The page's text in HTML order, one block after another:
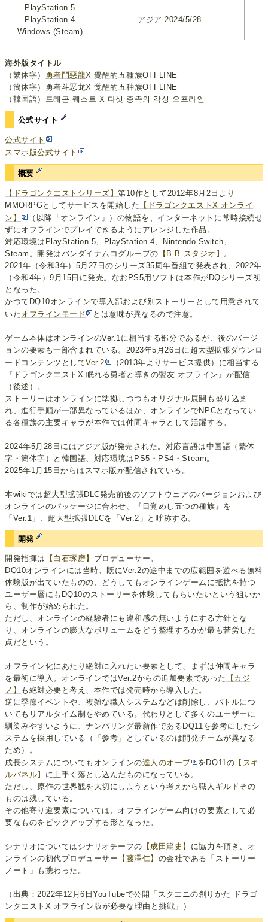
PlayStation 5
PlayStation 4
Windows (Steam)
アジア 2024/5/28
海外版タイトル
（繁体字） 勇者鬥惡龍X 覺醒的五種族OFFLINE
（簡体字）勇者斗恶龙X 觉醒的五种族OFFLINE
（韓国語）드래곤 퀘스트 X 다섯 종족의 각성 오프라인
公式サイト
公式サイト
スマホ版公式サイト
概要
【ドラゴンクエストシリーズ】第10作として2012年8月2日より
MMORPGとしてサービスを開始した 【ドラゴンクエストX オンライ
ン】
（以降「オンライン」）の物語を、インターネットに常時接続せ
ずにオフラインでプレイできるようにアレンジした作品。
対応環境はPlayStation 5、PlayStation 4、Nintendo Switch、
Steam。開発はバンダイナムコグループの 【B.B.スタジオ】
。
2021年（令和3年）5月27日のシリーズ35周年番組で発表され、2022年
（令和4年）9月15日に発売。なおPS5用ソフトは本作がDQシリーズ初
となった。
かつてDQ10オンラインで導入部および別ストーリーとして用意されて
いたオフラインモード とは意味が異なるので注意。
ゲーム本体はオンラインのVer.1に相当する部分であるが、後のバージ
ョンの要素も一部含まれている。2023年5月26日に超大型拡張ダウンロ
ードコンテンツとしてVer.2
（2013年よりサービス提供）に相当する
『ドラゴンクエストX 眠れる勇者と導きの盟友 オフライン』が配信
（後述）。
ストーリーはオンラインに準拠しつつもオリジナル展開も盛り込ま
れ、進行手順が一部異なっているほか、オンラインでNPCとなってい
る各種族の主要キャラが本作では仲間キャラとして活躍する。
2024年5月28日にはアジア版が発売された。対応言語は中国語（繁体
字・簡体字）と韓国語、対応環境はPS5・PS4・Steam。
2025年1月15日からはスマホ版が配信されている。
本wikiでは超大型拡張DLC発売前後のソフトウェアのバージョンおよび
オンラインのパッケージに合わせ、『目覚めし五つの種族』を
「Ver.1」、超大型拡張DLCを「Ver.2」と呼称する。
開発
開発指揮は 【白石琢磨】 プロデューサー。
DQ10オンラインには当時、既にVer.2の途中までの広範囲を遊べる無料
体験版が出ていたものの、どうしてもオンラインゲームに抵抗を持つ
ユーザー層にもDQ10のストーリーを体験してもらいたいという狙いか
ら、制作が始められた。
ただし、オンラインの経験者にも違和感の無いようにする方針とな
り、オンラインの膨大なボリュームをどう整理するかが最も苦労した
点だという。
オフライン化にあたり絶対に入れたい要素として、まずは仲間キャラ
を最初に導入。オンラインではVer.2からの追加要素であった
【カジ
ノ】
も絶対必要と考え、本作では発売時から導入した。
逆に季節イベントや、複雑な職人システムなどは削除し、バトルにつ
いてもリアルタイム制をやめている。代わりとして多くのユーザーに
馴染みやすいように、ナンバリング最新作であるDQ11を参考にしたシ
ステムを採用している（「参考」としているのは開発チームが異なる
ため）。
成長システムについてもオンラインの達人のオーブ をDQ11の 【スキ
ルパネル】 に上手く落とし込んだものになっている。
ただし、原作の世界観を大切にしようという考えから職人ギルドその
ものは残している。
その他寄り道要素については、オフラインゲーム向けの要素として必
要なものをピックアップする形となった。
シナリオについてはシナリオチーフの 【成田篤史】 に協力を頂き、オ
ンラインの初代プロデューサー 【藤澤仁】 の会社である「ストーリー
ノート」も携わった。
（出典：2022年12月6日YouTubeで公開「スクエニの創りかた ドラゴ
ンクエストX オフライン版が必要な理由と挑戦」）